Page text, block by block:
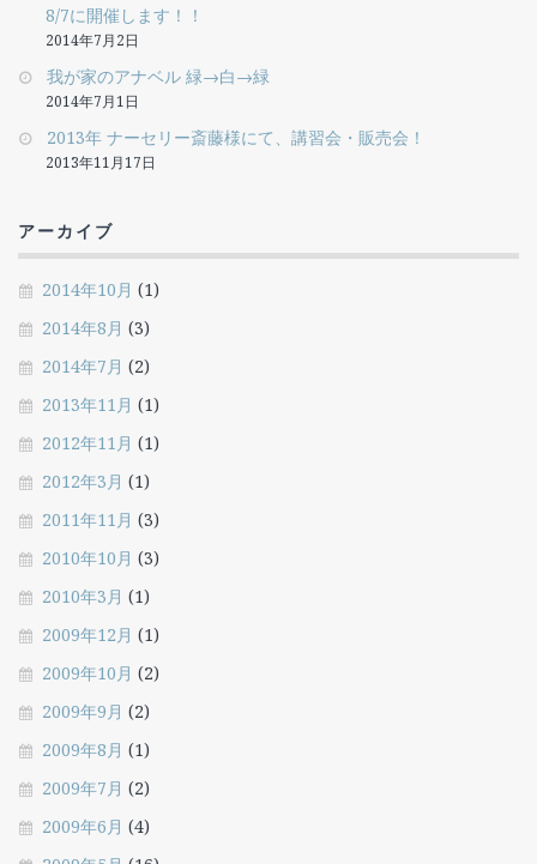
8/7に開催します！！
2014年7月2日
我が家のアナベル 緑→白→緑
2014年7月1日
2013年 ナーセリー斎藤様にて、講習会・販売会！
2013年11月17日
アーカイブ
2014年10月 (1)
2014年8月 (3)
2014年7月 (2)
2013年11月 (1)
2012年11月 (1)
2012年3月 (1)
2011年11月 (3)
2010年10月 (3)
2010年3月 (1)
2009年12月 (1)
2009年10月 (2)
2009年9月 (2)
2009年8月 (1)
2009年7月 (2)
2009年6月 (4)